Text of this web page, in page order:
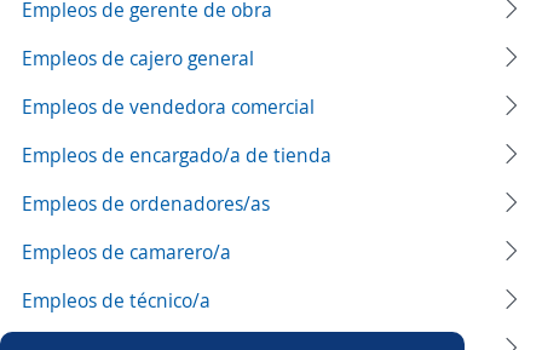
Empleos de gerente de obra
Empleos de cajero general
Empleos de vendedora comercial
Empleos de encargado/a de tienda
Empleos de ordenadores/as
Empleos de camarero/a
Empleos de técnico/a